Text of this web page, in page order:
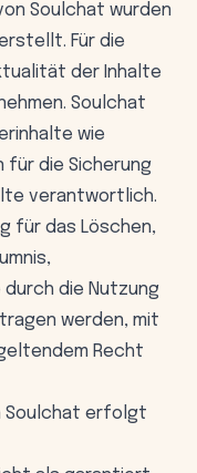
Soulchat wurden
Für die
der Inhalte
Soulchat
wie
für die Sicherung
verantwortlich.
für das Löschen,
die Nutzung
werden, mit
Recht
Soulchat erfolgt